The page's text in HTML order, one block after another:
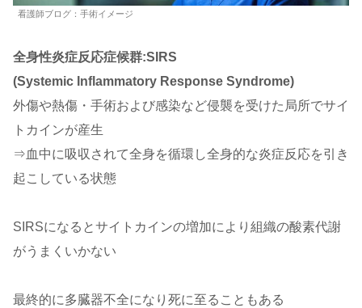
看護師ブログ：手術イメージ
全身性炎症反応症候群:SIRS
(Systemic Inflammatory Response Syndrome)
外傷や熱傷・手術および感染など侵襲を受けた局所でサイ
トカインが産生
⇒血中に吸収されて全身を循環し全身的な炎症反応を引き
起こしている状態
SIRSになるとサイトカインの増加により組織の酸素代謝
がうまくいかない
最終的に多臓器不全になり死に至ることもある